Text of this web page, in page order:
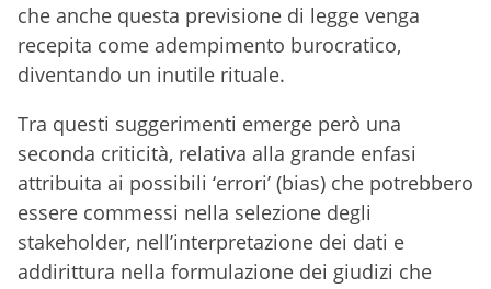
che anche questa previsione di legge venga
recepita come adempimento burocratico,
diventando un inutile rituale.
Tra questi suggerimenti emerge però una
seconda criticità, relativa alla grande enfasi
attribuita ai possibili ‘errori’ (bias) che potrebbero
essere commessi nella selezione degli
stakeholder, nell’interpretazione dei dati e
addirittura nella formulazione dei giudizi che